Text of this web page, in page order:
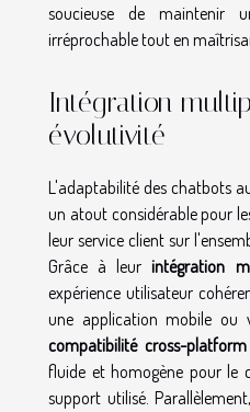
soucieuse de maintenir
irréprochable tout en
Intégration
évolutivité
L'adaptabilité des chatbots
un atout considérable pour
leur service client sur
Grâce à leurintégration
expérience utilisateur
une application mobile ou
compatibilité cross-platform
fluide et homogène pour le
support utilisé.